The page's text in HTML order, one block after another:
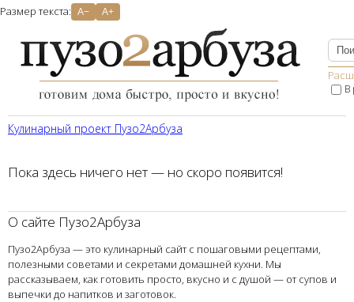
Размер текста: A− A+
В
Кулинарный проект Пузо2Aрбуза
Пока здесь ничего нет — но скоро появится!
О сайте Пузо2Арбуза
Пузо2Арбуза — это кулинарный сайт с пошаговыми рецептами,
полезными советами и секретами домашней кухни. Мы
рассказываем, как готовить просто, вкусно и с душой — от супов и
выпечки до напитков и заготовок.